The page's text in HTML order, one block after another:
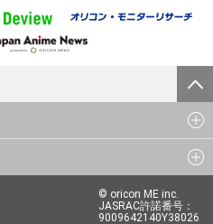
© oricon ME inc.
JASRAC許諾番号：
9009642140Y38026